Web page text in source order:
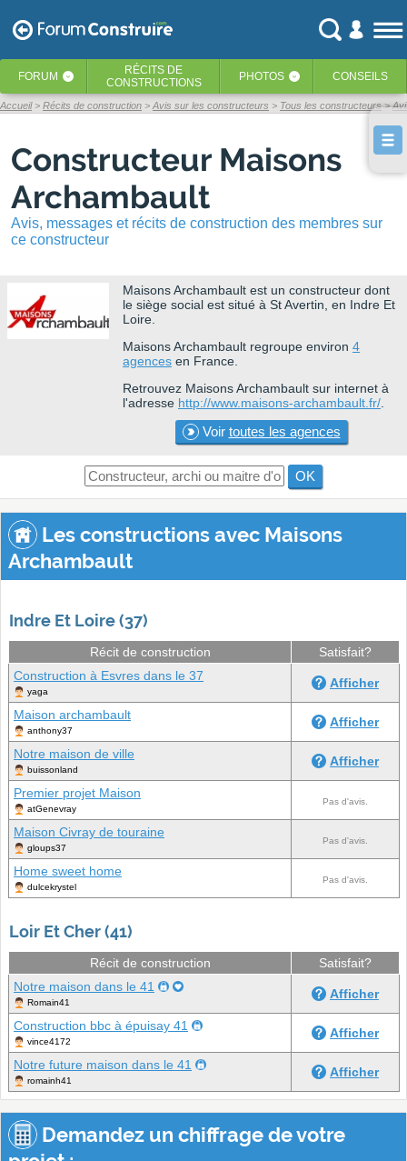
FORUM ‹ RÉCITS DE
CONSTRUCTIONS
PHOTOS ‹ CONSEILS
Accueil Récits de construction Avis sur les constructeurs Tous les constructeurs
Constructeur Maisons
Archambault
Avis, messages et récits de construction des membres sur
ce constructeur
Maisons Archambault est un constructeur dont
le siège social est situé à St Avertin, en Indre Et
Loire.
Maisons Archambault regroupe environ 4
agences en France.
Retrouvez Maisons Archambault sur internet à
l'adresse http://www.maisons-archambault.fr/
Voir toutes les agences
OK
Les constructions avec Maisons
Archambault
Indre Et Loire (37)
Récit de construction
Satisfait?
Construction à Esvres dans le 37
yaga
Afficher
Maison archambault
anthony37
Afficher
Notre maison de ville
buissonland
Afficher
Premier projet Maison
atGenevray
Pas d'avis.
Maison Civray de touraine
gloups37
Pas d'avis.
Home sweet home
dulcekrystel
Pas d'avis.
Loir Et Cher (41)
Récit de construction
Satisfait?
Notre maison dans le 41
Romain41
Afficher
Construction bbc à épuisay 41
vince4172
Afficher
Notre future maison dans le 41
romainh41
Afficher
Demandez un chiffrage de votre